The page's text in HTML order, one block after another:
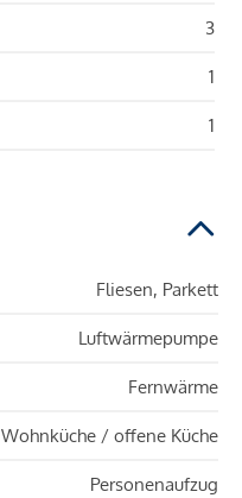
3
1
1
Fliesen, Parkett
Luftwärmepumpe
Fernwärme
Wohnküche / offene Küche
Personenaufzug